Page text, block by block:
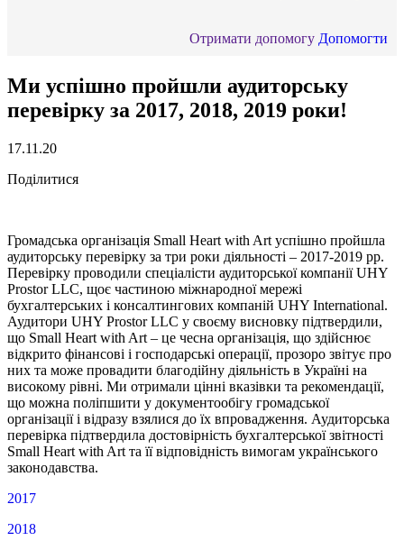
Отримати допомогу Допомогти
Ми успішно пройшли аудиторську
перевірку за 2017, 2018, 2019 роки!
17.11.20
Поділитися
Громадська організація Small Heart with Art успішно пройшла
аудиторську перевірку за три роки діяльності – 2017-2019 рр.
Перевірку проводили спеціалісти аудиторської компанії UHY
Prostor LLC, щоє частиною міжнародної мережі
бухгалтерських і консалтингових компаній UHY International.
Аудитори UHY Prostor LLC у своєму висновку підтвердили,
що Small Heart with Art – це чесна організація, що здійснює
відкрито фінансові і господарські операції, прозоро звітує про
них та може провадити благодійну діяльність в Україні на
високому рівні. Ми отримали цінні вказівки та рекомендації,
що можна поліпшити у документообігу громадської
організації і відразу взялися до їх впровадження. Аудиторська
перевірка підтвердила достовірність бухгалтерської звітності
Small Heart with Art та її відповідність вимогам українського
законодавства.
2017
2018